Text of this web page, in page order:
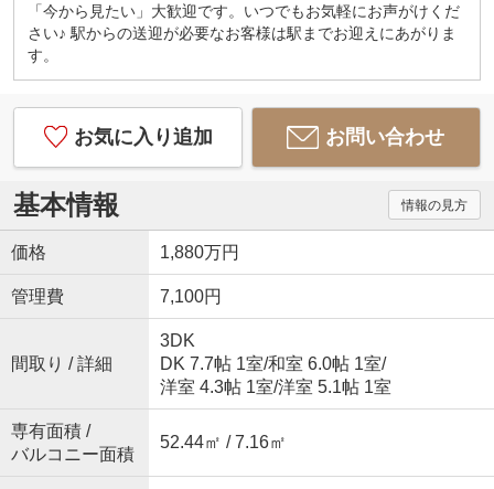
「今から見たい」大歓迎です。いつでもお気軽にお声がけくだ
さい♪ 駅からの送迎が必要なお客様は駅までお迎えにあがりま
す。
お気に入り追加 お問い合わせ
基本情報 情報の見方
価格 1,880万円
管理費 7,100円
間取り / 詳細
3DK
DK 7.7帖 1室/和室 6.0帖 1室/
洋室 4.3帖 1室/洋室 5.1帖 1室
専有面積 /
バルコニー面積
52.44㎡ / 7.16㎡